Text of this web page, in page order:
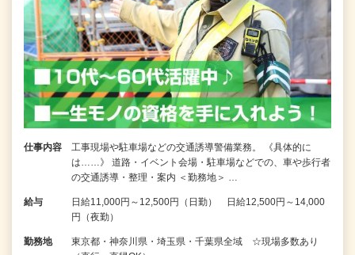
仕事内容
工事現場や駐車場などの交通誘導警備業務。 《具体的に
は……》 道路・イベント会場・駐車場などでの、車や歩行者
の交通誘導・整理・案内 ＜勤務地＞ …
給与
日給11,000円～12,500円（日勤） 日給12,500円～14,000
円（夜勤）
勤務地
東京都・神奈川県・埼玉県・千葉県全域 ☆現場多数あり